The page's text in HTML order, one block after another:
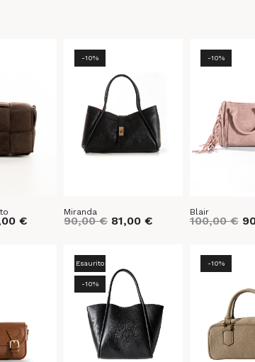
€
-10%
Miranda
90,00€ 81,00€
-10%
Blair
100,00€
Esaurito
-10%
-10%